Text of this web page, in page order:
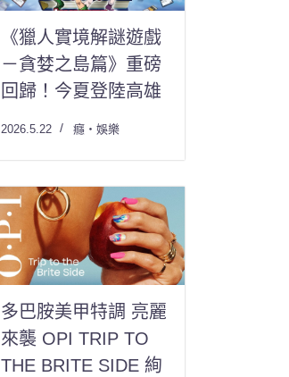
《獵人實境解謎遊戲
－貪婪之島篇》重磅
回歸！今夏登陸高雄
2026.5.22 癮・娛樂
多巴胺美甲特調 亮麗
來襲 OPI TRIP TO
THE BRITE SIDE 絢